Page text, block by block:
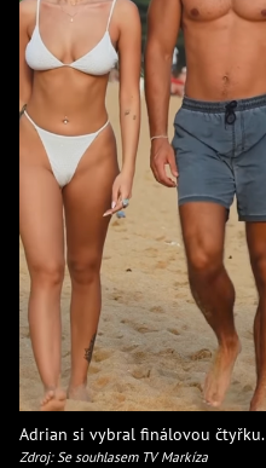
Adrian si vybral finálovou čtyřku.
Zdroj: Se souhlasem TV Markíza